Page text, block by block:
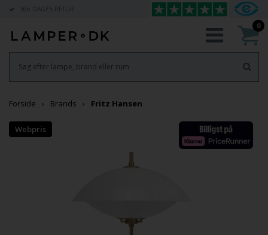
366 DAGES RETUR
0
Forside Brands Fritz Hansen